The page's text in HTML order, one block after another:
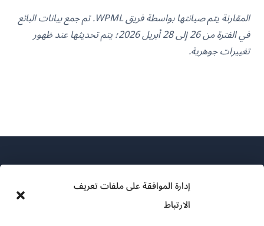
إدارة الموافقة على ملفات تعريف
الارتباط
المقارنة يتم صيانتها بواسطة فريق WPML. تم جمع بيانات البائع
في الفترة من 26 إلى 28 أبريل 2026؛ يتم تحديثها عند ظهور
تغييرات جوهرية.